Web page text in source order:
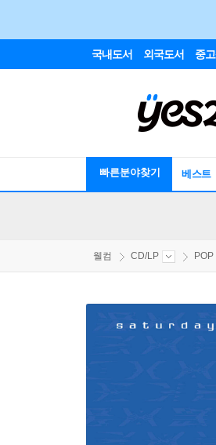
국내도서 외국도서 중
빠른분야찾기 베스트
웰컴 CD/LP POP